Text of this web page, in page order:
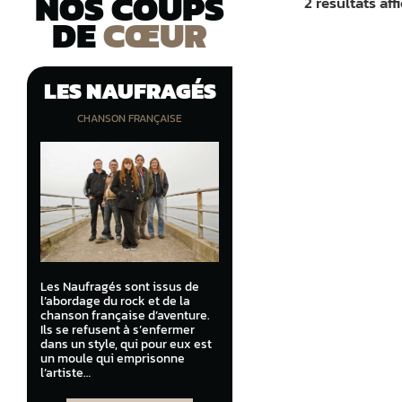
DECŒUR
LES NAUFRAGÉS
CHANSON FRANÇAISE
Les Naufragés sont issus de
l’abordage du rock et de la
chanson française d’aventure.
Ils se refusent à s’enfermer
dans un style, qui pour eux est
un moule qui emprisonne
l’artiste…